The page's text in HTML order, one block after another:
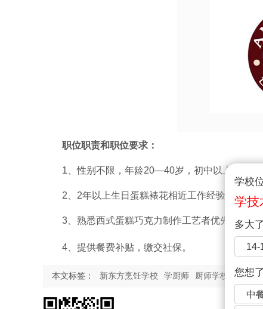
学校
学技
多大
14-
您想
中
职位职责和职位要求：
1、性别不限，年龄20—40岁，初中以上学历；
2、2年以上生日蛋糕裱花相近工作经验；
3、熟悉西式蛋糕巧克力制作工艺者优先；
4、提供餐费补贴，缴交社保。
本文标签： 新东方烹饪学校 学厨师 厨师学校 厨师培